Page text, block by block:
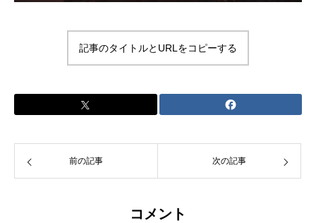
記事のタイトルとURLをコピーする
前の記事 次の記事
コメント